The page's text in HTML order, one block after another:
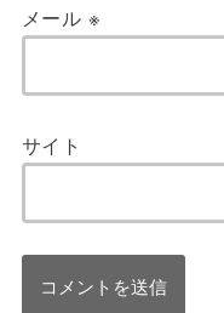
メール ※
サイト